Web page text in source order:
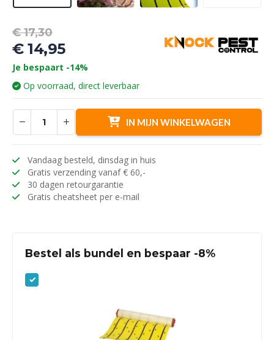
€17,30
prijs
was:
€ 17,30.
€14,95
Huidige
prijs
is:
€ 14,95.
Je bespaart -14%
Op voorraad, direct leverbaar
IN MIJN WINKELWAGEN
Vandaag besteld, dinsdag in huis
Gratis verzending vanaf € 60,-
30 dagen retourgarantie
Gratis cheatsheet per e-mail
Bestel als bundel en bespaar -8%